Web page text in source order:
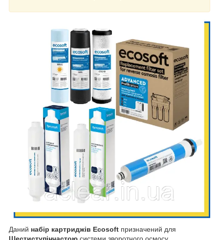
Даний набір картриджів Ecosoft призначений для
Шестиступінчастою системи зворотного осмосу